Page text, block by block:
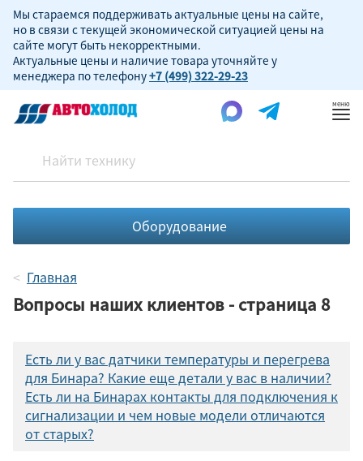
Мы стараемся поддерживать актуальные цены на сайте,
но в связи с текущей экономической ситуацией цены на
сайте могут быть некорректными.
Актуальные цены и наличие товара уточняйте у
менеджера по телефону+7 (499) 322-29-23
Оборудование
Главная
Вопросы наших клиентов - страница 8
Есть ли у вас датчики температуры и перегрева
для Бинара? Какие еще детали у вас в наличии?
Есть ли на Бинарах контакты для подключения к
сигнализации и чем новые модели отличаются
от старых?